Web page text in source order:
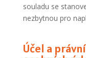
souladu se
nezbytnou pro
Účel a